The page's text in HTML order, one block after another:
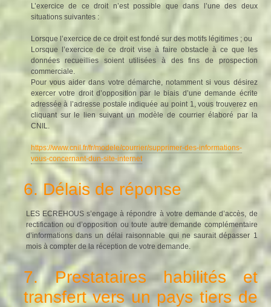
L’exercice de ce droit n’est possible que dans l’une des deux
situations suivantes :
Lorsque l’exercice de ce droit est fondé sur des motifs légitimes ; ou
Lorsque l’exercice de ce droit vise à faire obstacle à ce que les
données recueillies soient utilisées à des fins de prospection
commerciale.
Pour vous aider dans votre démarche, notamment si vous désirez
exercer votre droit d’opposition par le biais d’une demande écrite
adressée à l’adresse postale indiquée au point 1, vous trouverez en
cliquant sur le lien suivant un modèle de courrier élaboré par la
CNIL.
https://www.cnil.fr/fr/modele/courrier/supprimer-des-informations-
vous-concernant-dun-site-internet
6. Délais de réponse
LES ECREHOUS s’engage à répondre à votre demande d’accès, de
rectification ou d’opposition ou toute autre demande complémentaire
d’informations dans un délai raisonnable qui ne saurait dépasser 1
mois à compter de la réception de votre demande.
7. Prestataires habilités et
transfert vers un pays tiers de